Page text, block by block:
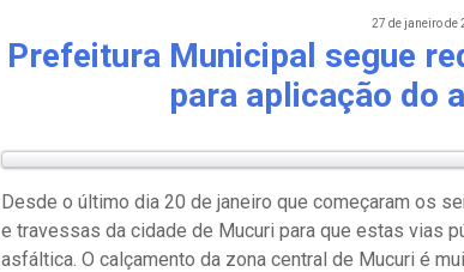
27 de janeiro de
Prefeitura Municipal segue
para aplicação do
Desde o último dia 20 de janeiro que começaram os
e travessas da cidade de Mucuri para que estas vias
asfáltica. O calçamento da zona central de Mucuri é